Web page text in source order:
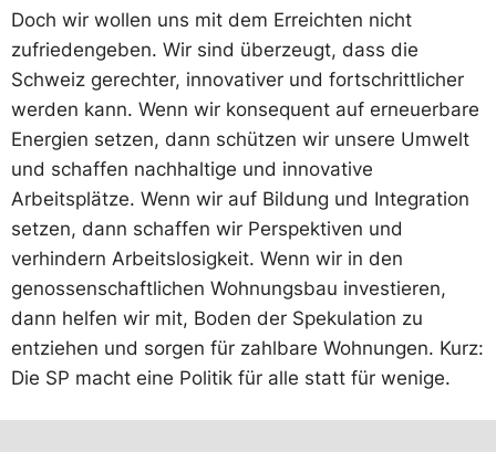
Doch wir wollen uns mit dem Erreichten nicht
zufriedengeben. Wir sind überzeugt, dass die
Schweiz gerechter, innovativer und fortschrittlicher
werden kann. Wenn wir konsequent auf erneuerbare
Energien setzen, dann schützen wir unsere Umwelt
und schaffen nachhaltige und innovative
Arbeitsplätze. Wenn wir auf Bildung und Integration
setzen, dann schaffen wir Perspektiven und
verhindern Arbeitslosigkeit. Wenn wir in den
genossenschaftlichen Wohnungsbau investieren,
dann helfen wir mit, Boden der Spekulation zu
entziehen und sorgen für zahlbare Wohnungen. Kurz:
Die SP macht eine Politik für alle statt für wenige.